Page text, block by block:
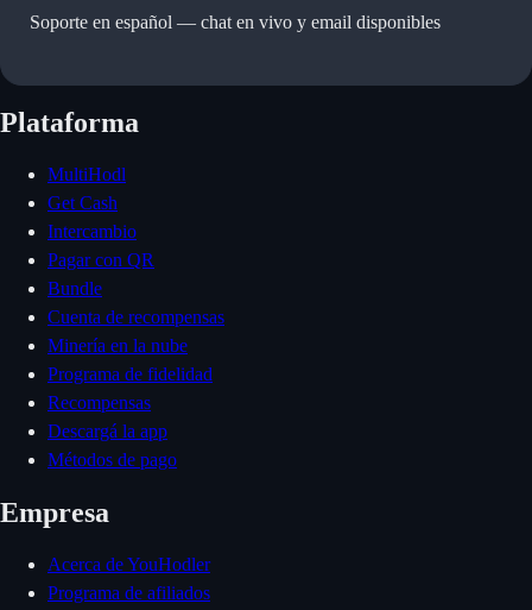
Soporte en español — chat en vivo y email disponibles
Plataforma
MultiHodl
Get Cash
Intercambio
Pagar con QR
Bundle
Cuenta de recompensas
Minería en la nube
Programa de fidelidad
Recompensas
Descargá la app
Métodos de pago
Empresa
Acerca de YouHodler
Programa de afiliados